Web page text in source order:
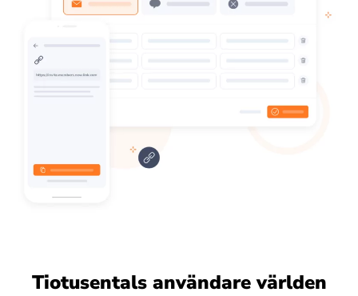
Tiotusentals användare världen